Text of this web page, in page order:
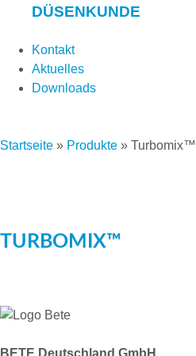
DÜSENKUNDE
Kontakt
Aktuelles
Downloads
Startseite » Produkte » Turbomix™
TURBOMIX™